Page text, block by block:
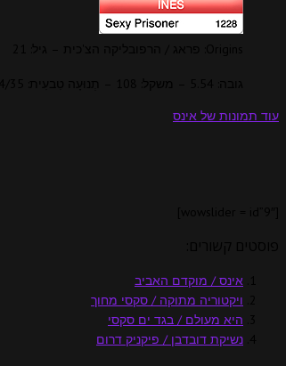
עוד תמונות של אינס
אינס / מוקדם האביב
ויקטוריה מתוקה / סקסי מחוך
היא מעולם / בגד ים סקסי
נשיקת דובדבן / פיקניק דרום